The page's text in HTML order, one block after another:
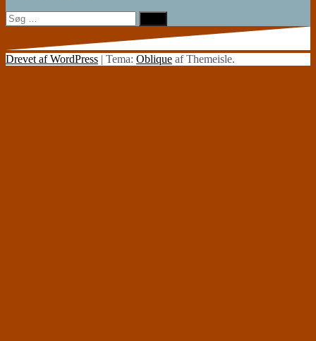
Søg
efter:
Drevet af WordPress | Tema: Oblique af Themeisle.